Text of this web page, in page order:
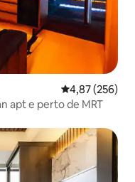
Classificação
4,87 (256)
apt e perto de MRT